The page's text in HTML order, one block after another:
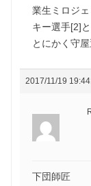
業生ミロジ
キー選手[2]
とにかく守
2017/11/19
下団師匠